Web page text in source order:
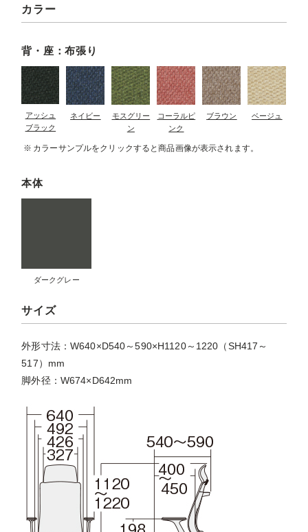
カラー
背・座：布張り
アッシュ
ブラック
ネイビー
モスグリー
ン
コーラルピ
ンク
ブラウン ベージュ
カラーサンプルをクリックすると商品画像が表示されます。
本体
ダークグレー
サイズ
外形寸法：W640×D540～590×H1120～1220（SH417～
517）mm
脚外径：W674×D642mm